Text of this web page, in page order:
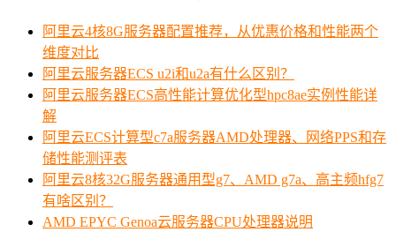
阿里云4核8G服务器配置推荐，从优惠价格和性能两个
维度对比
阿里云服务器ECS u2i和u2a有什么区别？
阿里云服务器ECS高性能计算优化型hpc8ae实例性能详
解
阿里云ECS计算型c7a服务器AMD处理器、网络PPS和存
储性能测评表
阿里云8核32G服务器通用型g7、AMD g7a、高主频hfg7
有啥区别？
AMD EPYC Genoa云服务器CPU处理器说明